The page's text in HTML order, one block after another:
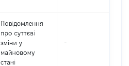
Повідомлення
про суттєві
зміни y
майновому
стані
-